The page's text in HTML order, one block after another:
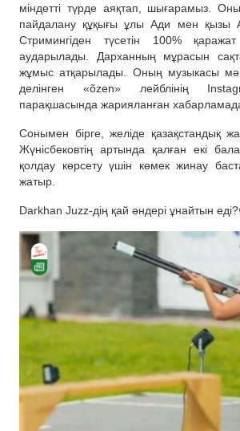
міндетті түрде аяқтап, шығарамыз.
пайдалану құқығы ұлы Ади мен қызы
Стримингіден түсетін 100%
аударылады. Дарханның мұрасын
жұмыс атқарылады. Оның музыкасы
делінген «õzen» лейблінің
парақшасында жарияланған
Сонымен бірге, желіде қазақстандық
Жүнісбековтің артында қалған екі
қолдау көрсету үшін көмек жинау
жатыр.
Darkhan Juzz-дің қай әндері ұнайтын